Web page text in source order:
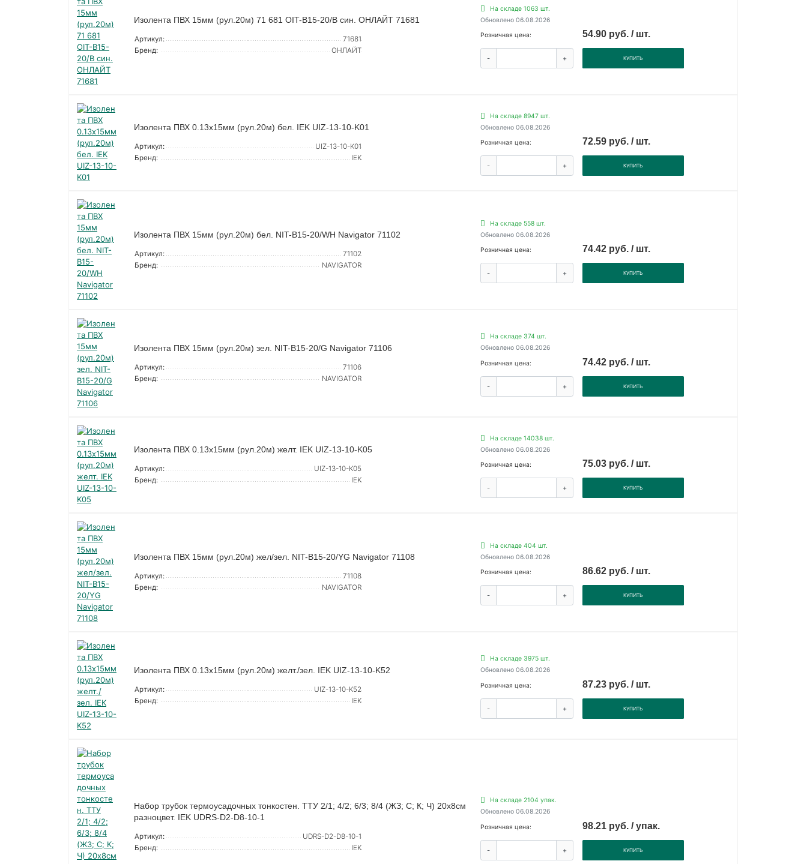
Изолента ПВХ 15мм (рул.20м) 71 681 OIT-B15-20/B син. ОНЛАЙТ 71681
Артикул:
71681
Бренд:
ОНЛАЙТ
На складе 1063 шт.
Обновлено 06.08.2026
Розничная цена:
54.90 руб. / шт.
- + КУПИТЬ
Изолента ПВХ 0.13х15мм (рул.20м) бел. IEK UIZ-13-10-K01
Артикул:
UIZ-13-10-K01
Бренд:
IEK
На складе 8947 шт.
Обновлено 06.08.2026
Розничная цена:
72.59 руб. / шт.
- + КУПИТЬ
Изолента ПВХ 15мм (рул.20м) бел. NIT-B15-20/WH Navigator 71102
Артикул:
71102
Бренд:
NAVIGATOR
На складе 558 шт.
Обновлено 06.08.2026
Розничная цена:
74.42 руб. / шт.
- + КУПИТЬ
Изолента ПВХ 15мм (рул.20м) зел. NIT-B15-20/G Navigator 71106
Артикул:
71106
Бренд:
NAVIGATOR
На складе 374 шт.
Обновлено 06.08.2026
Розничная цена:
74.42 руб. / шт.
- + КУПИТЬ
Изолента ПВХ 0.13х15мм (рул.20м) желт. IEK UIZ-13-10-K05
Артикул:
UIZ-13-10-K05
Бренд:
IEK
На складе 14038 шт.
Обновлено 06.08.2026
Розничная цена:
75.03 руб. / шт.
- + КУПИТЬ
Изолента ПВХ 15мм (рул.20м) жел/зел. NIT-B15-20/YG Navigator 71108
Артикул:
71108
Бренд:
NAVIGATOR
На складе 404 шт.
Обновлено 06.08.2026
Розничная цена:
86.62 руб. / шт.
- + КУПИТЬ
Изолента ПВХ 0.13х15мм (рул.20м) желт./зел. IEK UIZ-13-10-K52
Артикул:
UIZ-13-10-K52
Бренд:
IEK
На складе 3975 шт.
Обновлено 06.08.2026
Розничная цена:
87.23 руб. / шт.
- + КУПИТЬ
Набор трубок термоусадочных тонкостен. ТТУ 2/1; 4/2; 6/3; 8/4 (ЖЗ; С; К; Ч) 20х8см
разноцвет. IEK UDRS-D2-D8-10-1
Артикул:
UDRS-D2-D8-10-1
Бренд:
IEK
На складе 2104 упак.
Обновлено 06.08.2026
Розничная цена:
98.21 руб. / упак.
- + КУПИТЬ